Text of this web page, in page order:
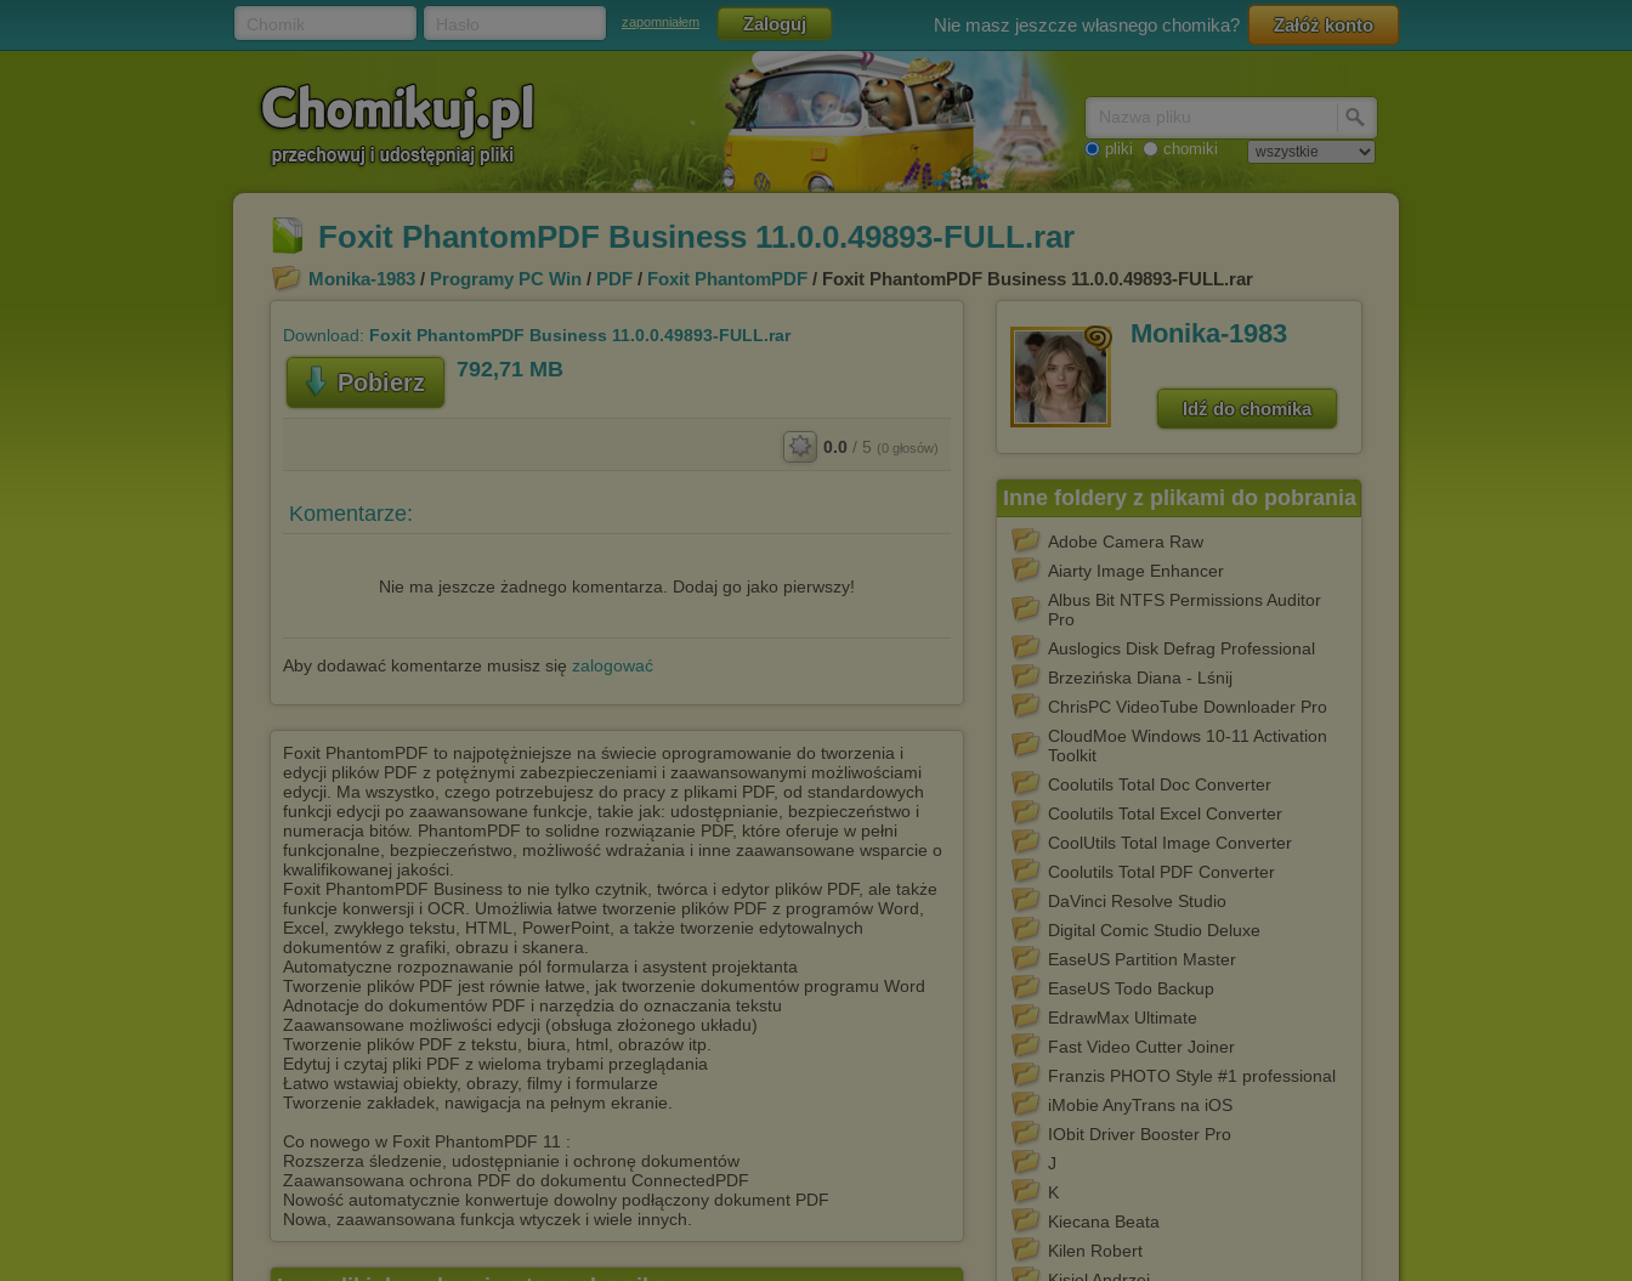
zapomniałem Nie masz jeszcze własnego chomika? Załóż konto
pliki chomiki
Foxit PhantomPDF Business 11.0.0.49893-FULL.rar
Monika-1983 / Programy PC Win / PDF / Foxit PhantomPDF / Foxit PhantomPDF Business 11.0.0.49893-FULL.rar
Download: Foxit PhantomPDF Business 11.0.0.49893-FULL.rar
Pobierz 792,71 MB
0.0 / 5 (0 głosów)
Komentarze:
Nie ma jeszcze żadnego komentarza. Dodaj go jako pierwszy!
Aby dodawać komentarze musisz się zalogować
Monika-1983
Idź do chomika
Inne foldery z plikami do pobrania
Adobe Camera Raw
Aiarty Image Enhancer
Albus Bit NTFS Permissions Auditor
Pro
Auslogics Disk Defrag Professional
Brzezińska Diana - Lśnij
ChrisPC VideoTube Downloader Pro
CloudMoe Windows 10-11 Activation
Toolkit
Coolutils Total Doc Converter
Coolutils Total Excel Converter
CoolUtils Total Image Converter
Coolutils Total PDF Converter
DaVinci Resolve Studio
Digital Comic Studio Deluxe
EaseUS Partition Master
EaseUS Todo Backup
EdrawMax Ultimate
Fast Video Cutter Joiner
Franzis PHOTO Style #1 professional
iMobie AnyTrans na iOS
IObit Driver Booster Pro
J
K
Kiecana Beata
Kilen Robert
Foxit PhantomPDF to najpotężniejsze na świecie oprogramowanie do tworzenia i
edycji plików PDF z potężnymi zabezpieczeniami i zaawansowanymi możliwościami
edycji. Ma wszystko, czego potrzebujesz do pracy z plikami PDF, od standardowych
funkcji edycji po zaawansowane funkcje, takie jak: udostępnianie, bezpieczeństwo i
numeracja bitów. PhantomPDF to solidne rozwiązanie PDF, które oferuje w pełni
funkcjonalne, bezpieczeństwo, możliwość wdrażania i inne zaawansowane wsparcie o
kwalifikowanej jakości.
Foxit PhantomPDF Business to nie tylko czytnik, twórca i edytor plików PDF, ale także
funkcje konwersji i OCR. Umożliwia łatwe tworzenie plików PDF z programów Word,
Excel, zwykłego tekstu, HTML, PowerPoint, a także tworzenie edytowalnych
dokumentów z grafiki, obrazu i skanera.
Automatyczne rozpoznawanie pól formularza i asystent projektanta
Tworzenie plików PDF jest równie łatwe, jak tworzenie dokumentów programu Word
Adnotacje do dokumentów PDF i narzędzia do oznaczania tekstu
Zaawansowane możliwości edycji (obsługa złożonego układu)
Tworzenie plików PDF z tekstu, biura, html, obrazów itp.
Edytuj i czytaj pliki PDF z wieloma trybami przeglądania
Łatwo wstawiaj obiekty, obrazy, filmy i formularze
Tworzenie zakładek, nawigacja na pełnym ekranie.
Co nowego w Foxit PhantomPDF 11 :
Rozszerza śledzenie, udostępnianie i ochronę dokumentów
Zaawansowana ochrona PDF do dokumentu ConnectedPDF
Nowość automatycznie konwertuje dowolny podłączony dokument PDF
Nowa, zaawansowana funkcja wtyczek i wiele innych.